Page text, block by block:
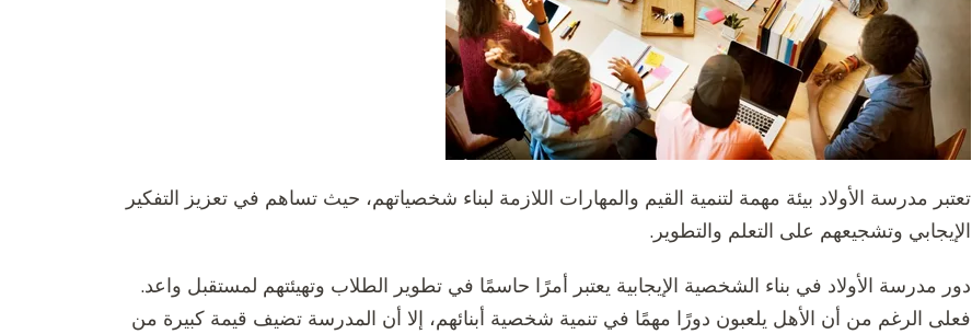
تعتبر مدرسة الأولاد بيئة مهمة لتنمية القيم والمهارات اللازمة لبناء شخصياتهم، حيث تساهم في تعزيز التفكير
الإيجابي وتشجيعهم على التعلم والتطوير.
دور مدرسة الأولاد في بناء الشخصية الإيجابية يعتبر أمرًا حاسمًا في تطوير الطلاب وتهيئتهم لمستقبل واعد.
فعلى الرغم من أن الأهل يلعبون دورًا مهمًا في تنمية شخصية أبنائهم، إلا أن المدرسة تضيف قيمة كبيرة من